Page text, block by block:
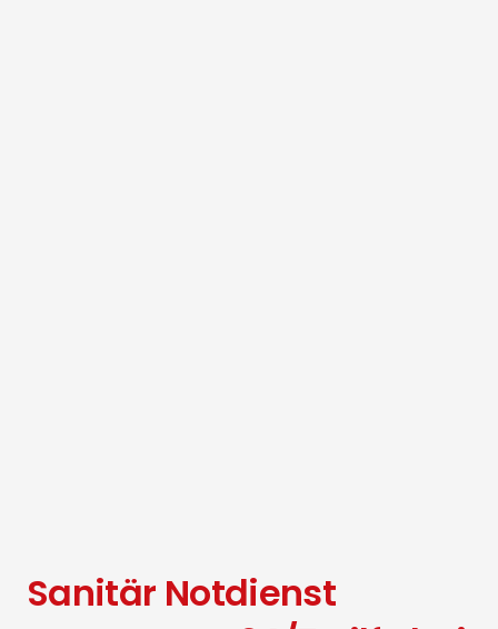
Sanitär Notdienst